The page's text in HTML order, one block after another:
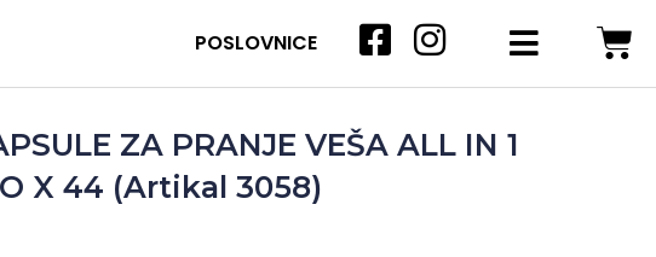
POSLOVNICE
ZA PRANJE VEŠA ALL IN 1
X 44 (Artikal 3058)